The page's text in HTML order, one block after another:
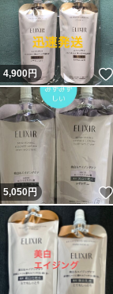
4,900円
5,050円